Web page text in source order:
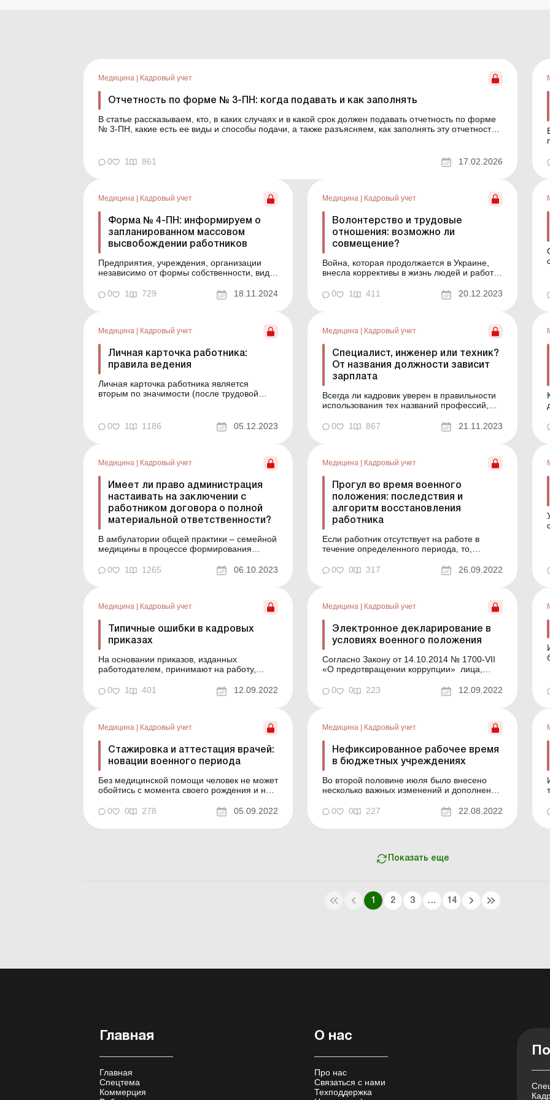
Медицина Кадровый учет
Отчетность по форме № 3-ПН: когда подавать и как заполнять
В статье рассказываем, кто, в каких случаях и в какой срок должен подавать отчетность по форме
№ 3-ПН, какие есть ее виды и способы подачи, а также разъясняем, как заполнять эту отчетность.
0
1 861 17.02.2026
Медицина Кадровый учет
Форма № 4-ПН: информируем о
запланированном массовом
высвобождении работников
Предприятия, учреждения, организации
независимо от формы собственности, вида
запланированного массового
высвобождения работников на основании п.
прочего и ликвидации, реорганизации или
пер...
0 1 729 18.11.2024
Медицина Кадровый учет
Волонтерство и трудовые
отношения: возможно ли
совмещение?
Война, которая продолжается в Украине,
внесла коррективы в жизнь людей и работу
Значительная часть украинцев посвятила
себя волонтерской деятельности, чтобы
большинство волонтеров имеют
постоянное мес...
0 1 411 20.12.2023
Медицина | Кадровый учет
Личная карточка работника:
правила ведения
Личная карточка работника является
вторым по значимости (после трудовой
работника, время его отпусков и другая
личная информация. От надлежащего
выплат ра...
0 1 1186 05.12.2023
Медицина | Кадровый учет
Специалист, инженер или техник?
От названия должности зависит
зарплата
Всегда ли кадровик уверен в правильности
использования тех названий профессий,
деятельности учреждения? Как правильно
выбрать необходимую профессию в
Такие вопросы возникают чаще всег...
0 1 867 21.11.2023
Медицина Кадровый учет
Имеет ли право администрация
настаивать на заключении с
работником договора о полной
материальной ответственности?
В амбулатории общей практики – семейной
медицины в процессе формирования
помощи (далее – ЦПМСП), структурным
подразделением которого она является,
занимающую эту должность, возлагалась
п...
0 1 1265 06.10.2023
Медицина Кадровый учет
Прогул во время военного
положения: последствия и
алгоритм восстановления
работника
Если работник отсутствует на работе в
течение определенного периода, то,
работодателю, и он может расценить такое
отсутствие, как прогул. Но в условиях
случиться что-либо, если он не в состоянии
сообщить работодателю о причинах не...
0 0 317 26.09.2022
Медицина Кадровый учет
Типичные ошибки в кадровых
приказах
На основании приказов, изданных
работодателем, принимают на работу,
надбавки, начисляют отпускные и зарплату
за дни командировки, компенсируют
определенных хозяйственных операций.
Поэтому важность их правил...
0 1 401 12.09.2022
Медицина Кадровый учет
Электронное декларирование в
условиях военного положения
Согласно Закону от 14.10.2014 № 1700-VII
«О предотвращении коррупции» лица,
государства или местного самоуправления,
обязаны ежегодно до 1 апреля подавать
Национального агентств...
0 0 223 12.09.2022
Медицина | Кадровый учет
Стажировка и аттестация врачей:
новации военного периода
Без медицинской помощи человек не может
обойтись с момента своего рождения и на
профессия медработника является самой
востребованной. Однако приобретение
0 0 278 05.09.2022
Медицина | Кадровый учет
Нефиксированное рабочее время
в бюджетных учреждениях
Во второй половине июля было внесено
несколько важных изменений и дополнений
нормой для работодателей стало
внедрение нефиксированного рабочего
0 0 227 22.08.2022
Показать еще
1 2 3 ... 14
Главная
Главная
Спецтема
Коммерция
О нас
Про нас
Связаться с нами
Техподдержка